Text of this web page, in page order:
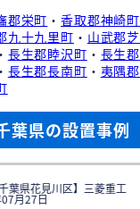
郡栄町 ・香取郡神崎町
九十九里町 ・ 山武郡
・ 長生郡睦沢町 ・ 長生
・ 長生郡長南町 ・ 夷隅
葉県の設置事例
葉県花見川区】三菱重工
月27日